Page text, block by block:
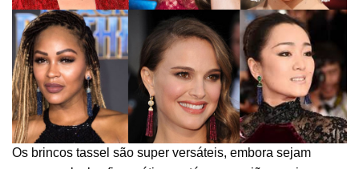
Os brincos tassel são super versáteis, embora sejam